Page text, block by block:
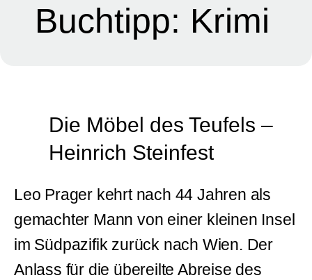
Buchtipp: Krimi
Die Möbel des Teufels –
Heinrich Steinfest ​
Leo Prager kehrt nach 44 Jahren als
gemachter Mann von einer kleinen Insel
im Südpazifik zurück nach Wien. Der
Anlass für die übereilte Abreise des